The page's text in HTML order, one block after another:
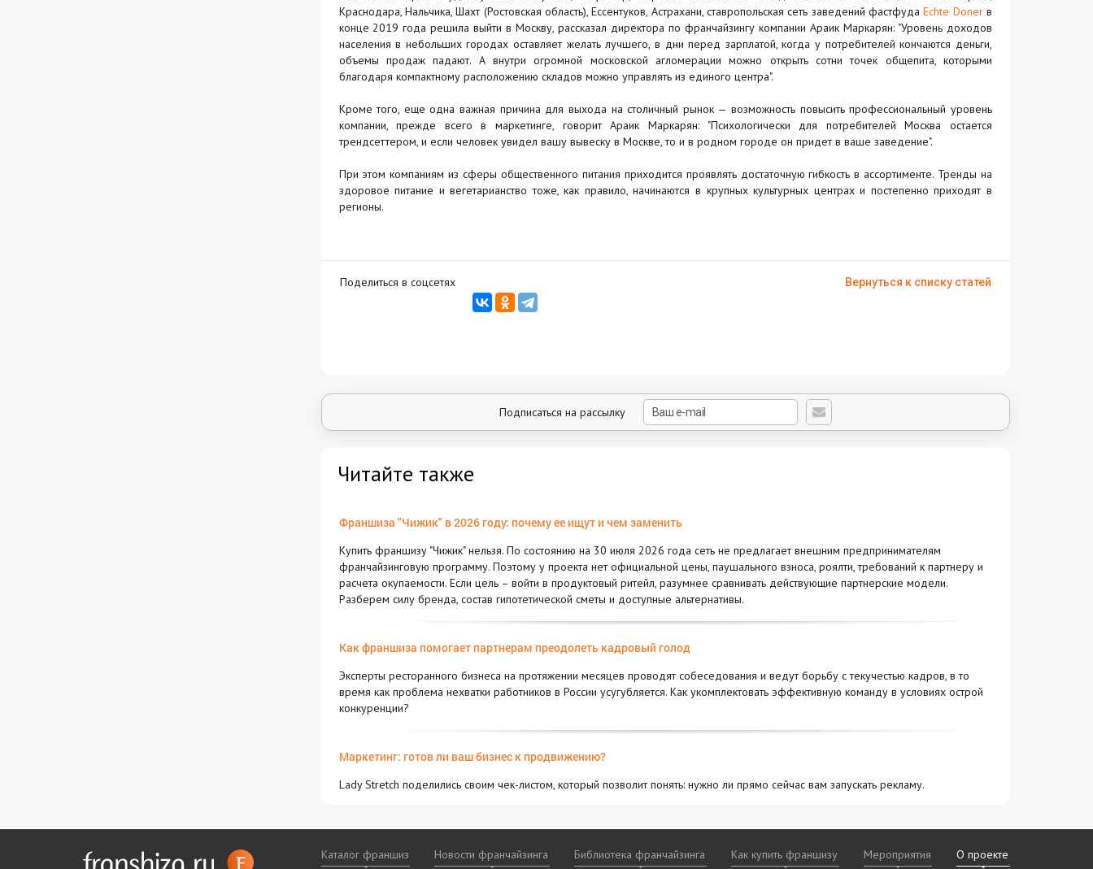
Краснодара, Нальчика, Шахт (Ростовская область), Ессентуков, Астрахани, ставропольская сеть заведений фастфудаEchte Donerв
конце 2019 года решила выйти в Москву, рассказал директора по франчайзингу компании Араик Маркарян: "Уровень доходов
населения в небольших городах оставляет желать лучшего, в дни перед зарплатой, когда у потребителей кончаются деньги,
объемы продаж падают. А внутри огромной московской агломерации можно открыть сотни точек общепита, которыми
благодаря компактному расположению складов можно управлять из единого центра".
Кроме того, еще одна важная причина для выхода на столичный рынок — возможность повысить профессиональный уровень
компании, прежде всего в маркетинге, говорит Араик Маркарян: "Психологически для потребителей Москва остается
трендсеттером, и если человек увидел вашу вывеску в Москве, то и в родном городе он придет в ваше заведение".
При этом компаниям из сферы общественного питания приходится проявлять достаточную гибкость в ассортименте. Тренды на
здоровое питание и вегетарианство тоже, как правило, начинаются в крупных культурных центрах и постепенно приходят в
регионы.
Поделиться в соцсетях Вернуться к списку статей
Подписаться на рассылку
Читайте также
Франшиза "Чижик" в 2026 году: почему ее ищут и чем заменить
Купить франшизу "Чижик" нельзя. По состоянию на 30 июля 2026 года сеть не предлагает внешним предпринимателям
франчайзинговую программу. Поэтому у проекта нет официальной цены, паушального взноса, роялти, требований к партнеру и
расчета окупаемости. Если цель – войти в продуктовый ритейл, разумнее сравнивать действующие партнерские модели.
Разберем силу бренда, состав гипотетической сметы и доступные альтернативы.
Как франшиза помогает партнерам преодолеть кадровый голод
Эксперты ресторанного бизнеса на протяжении месяцев проводят собеседования и ведут борьбу с текучестью кадров, в то
время как проблема нехватки работников в России усугубляется. Как укомплектовать эффективную команду в условиях острой
конкуренции?
Маркетинг: готов ли ваш бизнес к продвижению?
Lady Stretch поделились своим чек-листом, который позволит понять: нужно ли прямо сейчас вам запускать рекламу.
Каталог франшиз Новости франчайзинга Библиотека франчайзинга Как купить франшизу Мероприятия О проекте